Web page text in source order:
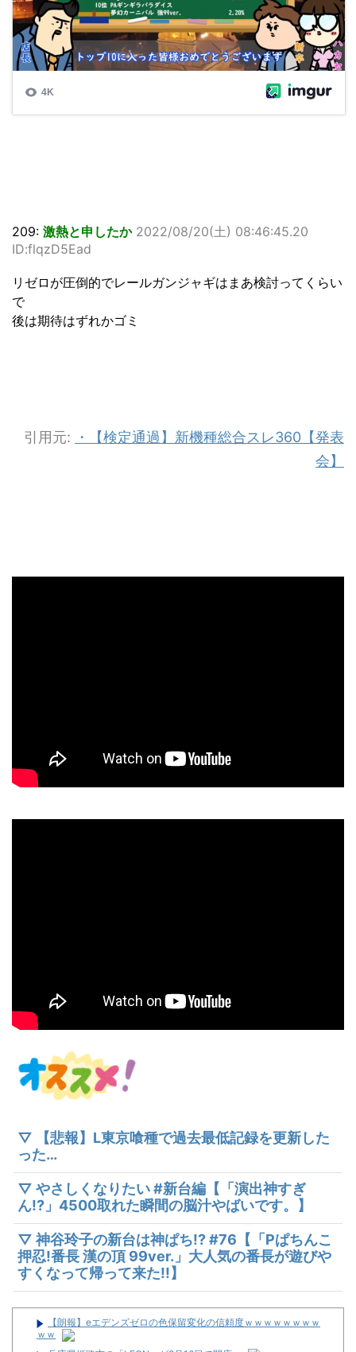
209: 激熱と申したか 2022/08/20(土) 08:46:45.20
ID:flqzD5Ead
リゼロが圧倒的でレールガンジャギはまあ検討ってくらい
で
後は期待はずれかゴミ
引用元:
・【検定通過】新機種総合スレ360【発表
会】
▽ 【悲報】L東京喰種で過去最低記録を更新した
った…
▽ やさしくなりたい #新台編【「演出神すぎ
ん!?」4500取れた瞬間の脳汁やばいです。】
▽ 神谷玲子の新台は神ぱち!? #76【「Pぱちんこ
押忍!番長 漢の頂 99ver.」大人気の番長が遊びや
すくなって帰って来た!!】
【朗報】eエデンズゼロの色保留変化の信頼度ｗｗｗｗｗｗｗｗ
ｗｗ